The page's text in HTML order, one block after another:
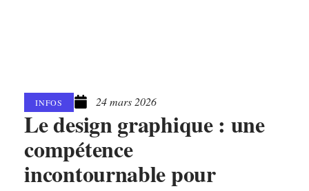
INFOS 24 mars 2026
Le design graphique : une
compétence
incontournable pour